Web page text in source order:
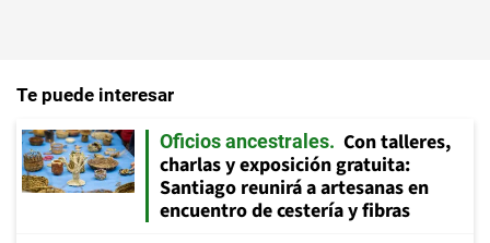
Te puede interesar
Oficios ancestrales
Con talleres,
charlas y exposición gratuita:
Santiago reunirá a artesanas en
encuentro de cestería y fibras